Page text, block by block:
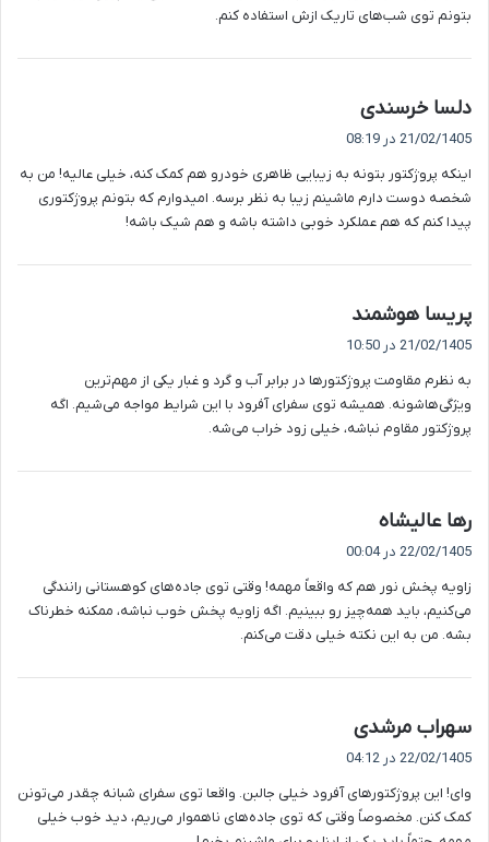
بتونم توی شب‌های تاریک ازش استفاده کنم.
دلسا خرسندی
ف
:
21/02/1405 در 08:19
اینکه پروژکتور بتونه به زیبایی ظاهری خودرو هم کمک کنه، خیلی عالیه! من به
شخصه دوست دارم ماشینم زیبا به نظر برسه. امیدوارم که بتونم پروژکتوری
پیدا کنم که هم عملکرد خوبی داشته باشه و هم شیک باشه!
پریسا هوشمند
ف
:
21/02/1405 در 10:50
به نظرم مقاومت پروژکتورها در برابر آب و گرد و غبار یکی از مهم‌ترین
ویژگی‌هاشونه. همیشه توی سفرای آفرود با این شرایط مواجه می‌شیم. اگه
پروژکتور مقاوم نباشه، خیلی زود خراب می‌شه.
رها عالیشاه
ف
22/02/1405 در 00:04
زاویه پخش نور هم که واقعاً مهمه! وقتی توی جاده‌های کوهستانی رانندگی
می‌کنیم، باید همه‌چیز رو ببینیم. اگه زاویه پخش خوب نباشه، ممکنه خطرناک
بشه. من به این نکته خیلی دقت می‌کنم.
سهراب مرشدی
ف
:
22/02/1405 در 04:12
وای! این پروژکتورهای آفرود خیلی جالبن. واقعا توی سفرای شبانه چقدر می‌تونن
کمک کنن. مخصوصاً وقتی که توی جاده‌های ناهموار می‌ریم، دید خوب خیلی